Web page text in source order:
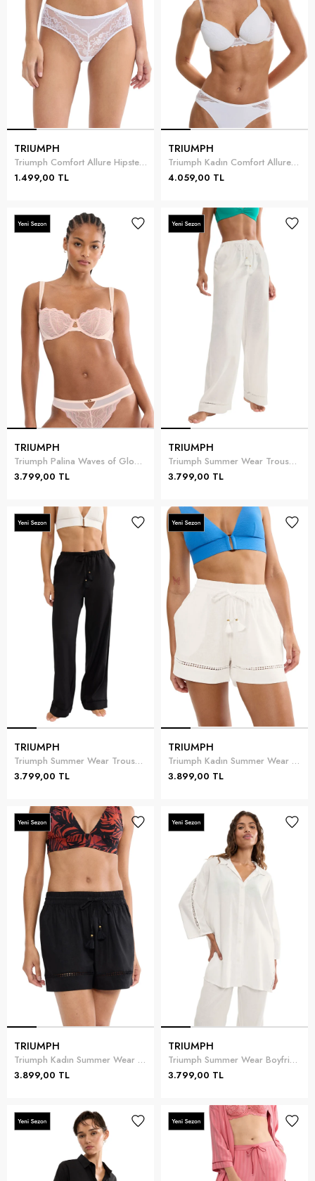
TRIUMPH
Triumph Comfort Allure Hipster Kadın Külot Beyaz
1.499,00 TL
TRIUMPH
Triumph Kadın Comfort Allure WHP Sütyen Beyaz
4.059,00 TL
TRIUMPH
Triumph Palina Waves of Glow WH Kadın Sütyen
3.799,00 TL
TRIUMPH
Triumph Summer Wear Trousers 01 Kadın Pantolon Beyaz
3.799,00 TL
TRIUMPH
Triumph Summer Wear Trousers 01 Kadın Pantolon Siyah
3.799,00 TL
TRIUMPH
Triumph Kadın Summer Wear Shorts Pantolon Beyaz
3.899,00 TL
TRIUMPH
Triumph Kadın Summer Wear Shorts Pantolon Siyah
3.899,00 TL
TRIUMPH
Triumph Summer Wear Boyfriend Shirt 01 Kadın Gömlek Beyaz
3.799,00 TL